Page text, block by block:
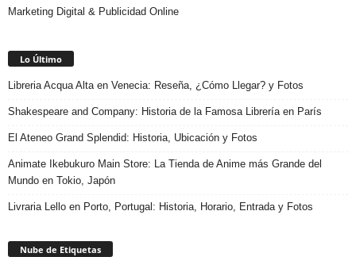
Marketing Digital & Publicidad Online
Lo Último
Libreria Acqua Alta en Venecia: Reseña, ¿Cómo Llegar? y Fotos
Shakespeare and Company: Historia de la Famosa Librería en París
El Ateneo Grand Splendid: Historia, Ubicación y Fotos
Animate Ikebukuro Main Store: La Tienda de Anime más Grande del
Mundo en Tokio, Japón
Livraria Lello en Porto, Portugal: Historia, Horario, Entrada y Fotos
Nube de Etiquetas